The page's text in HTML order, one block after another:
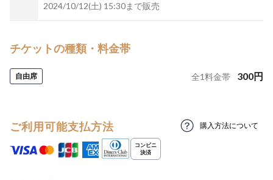
2024/10/12(土) 15:30まで販売
チケットの種類・料金帯
自由席 全1料金帯 300円
ご利用可能支払方法 購入方法について